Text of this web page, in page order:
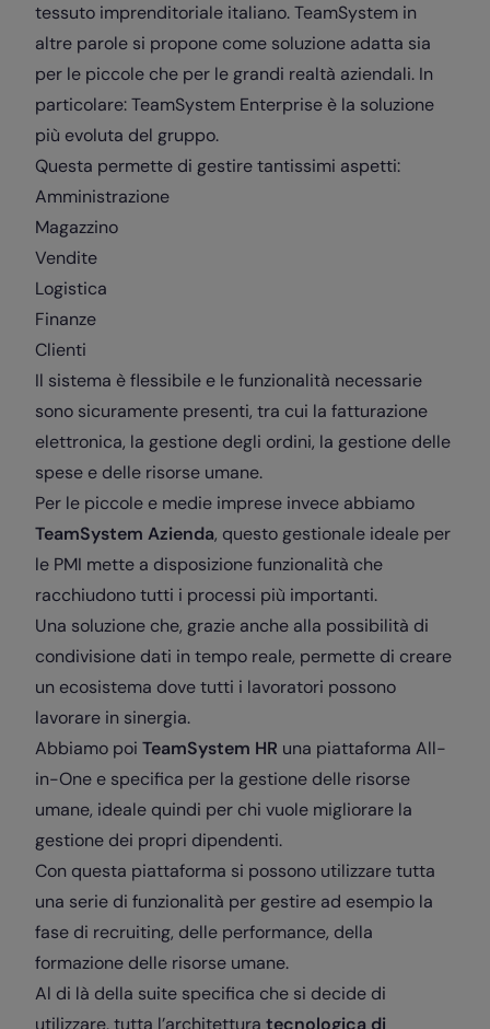
tessuto imprenditoriale italiano. TeamSystem in
altre parole si propone come soluzione adatta sia
per le piccole che per le grandi realtà aziendali. In
particolare: TeamSystem Enterprise è la soluzione
più evoluta del gruppo.
Questa permette di gestire tantissimi aspetti:
Amministrazione
Magazzino
Vendite
Logistica
Finanze
Clienti
Il sistema è flessibile e le funzionalità necessarie
sono sicuramente presenti, tra cui la fatturazione
elettronica, la gestione degli ordini, la gestione delle
spese e delle risorse umane.
Per le piccole e medie imprese invece abbiamo
TeamSystem Azienda, questo gestionale ideale per
le PMI mette a disposizione funzionalità che
racchiudono tutti i processi più importanti.
Una soluzione che, grazie anche alla possibilità di
condivisione dati in tempo reale, permette di creare
un ecosistema dove tutti i lavoratori possono
lavorare in sinergia.
Abbiamo poi TeamSystem HR una piattaforma All-
in-One e specifica per la gestione delle risorse
umane, ideale quindi per chi vuole migliorare la
gestione dei propri dipendenti.
Con questa piattaforma si possono utilizzare tutta
una serie di funzionalità per gestire ad esempio la
fase di recruiting, delle performance, della
formazione delle risorse umane.
Al di là della suite specifica che si decide di
utilizzare, tutta l’architettura tecnologica di